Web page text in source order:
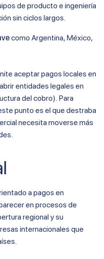
de producto e ingeniería
sin ciclos largos.
como Argentina, México,
aceptar pagos locales en
entidades legales en
del cobro). Para
punto es el que destraba
necesita moverse más
a pagos en
en procesos de
regional y su
internacionales que